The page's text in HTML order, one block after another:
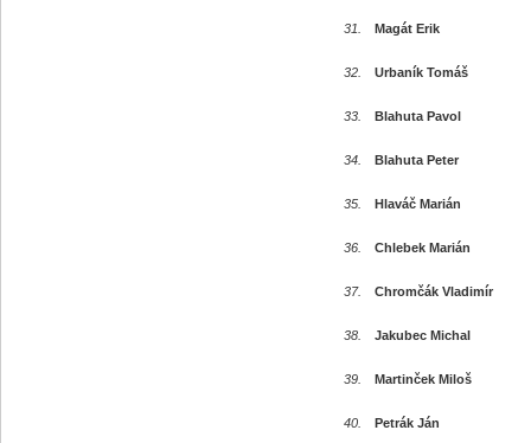
31. Magát Erik
32. Urbaník Tomáš
33. Blahuta Pavol
34. Blahuta Peter
35. Hlaváč Marián
36. Chlebek Marián
37. Chromčák Vladimír
38. Jakubec Michal
39. Martinček Miloš
40. Petrák Ján